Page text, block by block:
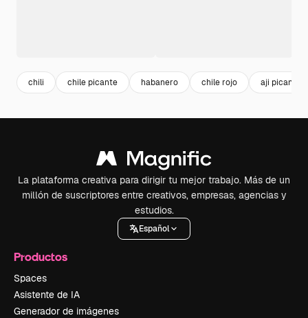
chili chile picante habanero chile rojo aji picante
La plataforma creativa para dirigir tu mejor trabajo. Más de un
millón de suscriptores entre creativos, empresas, agencias y
estudios.
Español
Productos
Spaces
Asistente de IA
Generador de imágenes